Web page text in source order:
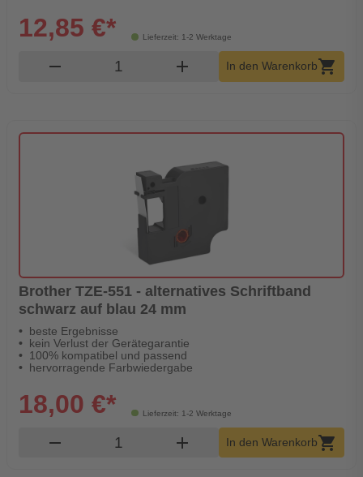
Lieferzeit: 1-2 Werktage
12,85 €*
remove Produkt Warenkorb Menge
add In den Warenkorbshopping_cart
Brother TZE-551 - alternatives Schriftband
schwarz auf blau 24 mm
beste Ergebnisse
kein Verlust der Gerätegarantie
100% kompatibel und passend
hervorragende Farbwiedergabe
Lieferzeit: 1-2 Werktage
18,00 €*
remove Produkt Warenkorb Menge
add In den Warenkorbshopping_cart